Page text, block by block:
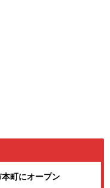
町にオープン